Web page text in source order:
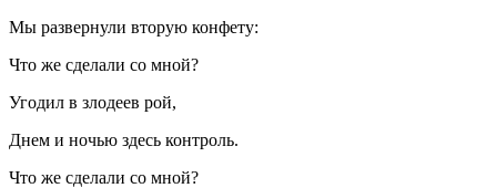
Мы развернули вторую конфету:
Что же сделали со мной?
Угодил в злодеев рой,
Днем и ночью здесь контроль.
Что же сделали со мной?